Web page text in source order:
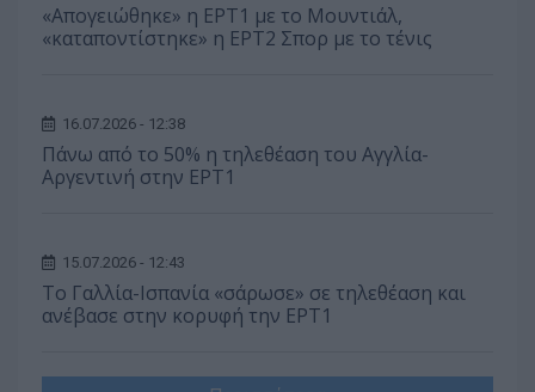
«Απογειώθηκε» η ΕΡΤ1 με το Μουντιάλ,
«καταποντίστηκε» η ΕΡΤ2 Σπορ με το τένις
16.07.2026 - 12:38
Πάνω από το 50% η τηλεθέαση του Αγγλία-
Αργεντινή στην ΕΡΤ1
15.07.2026 - 12:43
Το Γαλλία-Ισπανία «σάρωσε» σε τηλεθέαση και
ανέβασε στην κορυφή την ΕΡΤ1